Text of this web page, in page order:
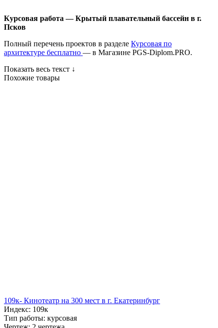
Курсовая работа — Крытый плавательный бассейн в г.
Псков
Полный перечень проектов в разделе Курсовая по
архитектуре бесплатно — в Магазине PGS-Diplom.PRO.
Показать весь текст ↓
Похожие товары
109к- Кинотеатр на 300 мест в г. Екатеринбург
Индекс: 109к
Тип работы: курсовая